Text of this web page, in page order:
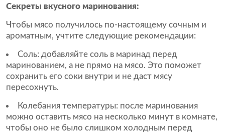
Секреты вкусного маринования:
Чтобы мясо получилось по-настоящему сочным и
ароматным, учтите следующие рекомендации:
Соль: добавляйте соль в маринад перед
маринованием, а не прямо на мясо. Это поможет
сохранить его соки внутри и не даст мясу
пересохнуть.
Колебания температуры: после маринования
можно оставить мясо на несколько минут в комнате,
чтобы оно не было слишком холодным перед